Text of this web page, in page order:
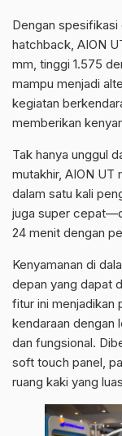
Dengan spesifikasi
hatchback, AION
mm, tinggi 1.575
mampu menjadi
kegiatan
memberikan
Tak hanya unggul
mutakhir, AION UT
dalam satu kali
juga super
24 menit dengan
Kenyamanan di
depan yang dapat
fitur ini menjadikan
kendaraan dengan
dan fungsional.
soft touch panel,
ruang kaki yang